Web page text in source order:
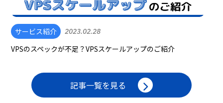
サービス紹介 2023.02.28
VPSのスペックが不足？VPSスケールアップのご紹介
記事一覧を見る